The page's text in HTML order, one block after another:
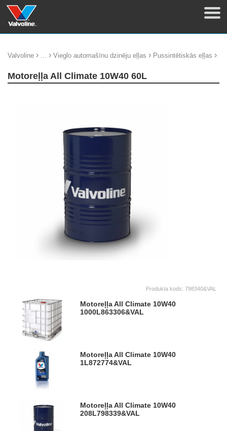
Valvoline › ... › Vieglo automašīnu dzinēju eļļas › Pussintētiskās eļļas ›
Motoreļļa All Climate 10W40 60L
Produkta kods: 798340&VAL
Motoreļļa All Climate 10W40
1000L863306&VAL
Motoreļļa All Climate 10W40
1L872774&VAL
Motoreļļa All Climate 10W40
208L798339&VAL